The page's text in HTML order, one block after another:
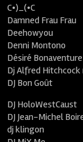
C•)_(•C
Damned Frau Frau
Deehowyou
Denni Montono
Désiré Bonaventure
Dj Alfred Hitchcock
DJ Bon Goût
DJ HoloWestCaust
DJ Jean-Michel
dj klingon